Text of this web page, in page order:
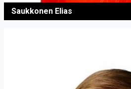
Saukkonen Elias